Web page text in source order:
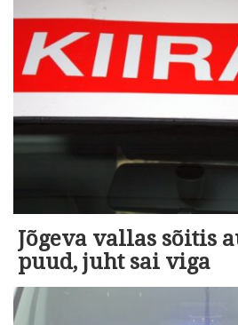
Jõgeva vallas sõitis
puud, juht sai viga